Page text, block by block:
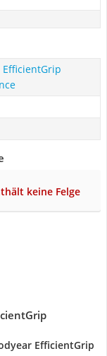
EfficientGrip
keine Felge
EfficientGrip